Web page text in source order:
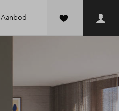
Aanbod